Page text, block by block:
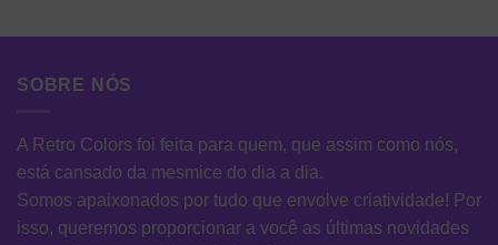
SOBRE NÓS
A Retro Colors foi feita para quem, que assim como nós,
está cansado da mesmice do dia a dia.
Somos apaixonados por tudo que envolve criatividade! Por
isso, queremos proporcionar a você as últimas novidades